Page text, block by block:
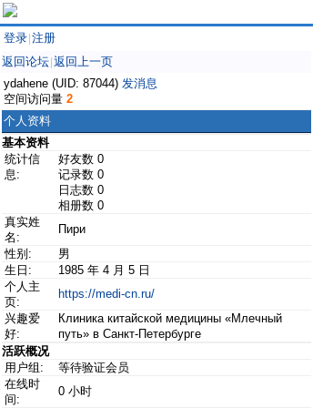
登录 注册
返回论坛 返回上一页
ydahene (UID: 87044) 发消息
空间访问量 2
个人资料
基本资料
统计信
息:
好友数 0
记录数 0
日志数 0
相册数 0
真实姓
名:
Пири
性别:
男
生日:
1985 年 4 月 5 日
个人主
页:
https://medi-cn.ru/
兴趣爱
好:
Клиника китайской медицины «Млечный
путь» в Санкт-Петербурге
活跃概况
用户组:
等待验证会员
在线时
间:
0 小时